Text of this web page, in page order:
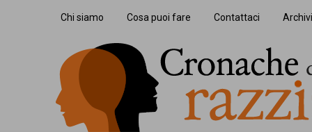
secondary
Chi siamo Cosa puoi fare Contattaci